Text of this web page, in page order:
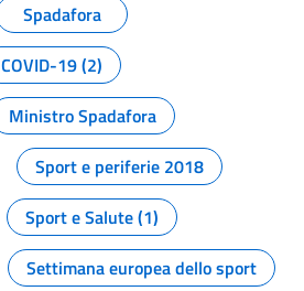
Spadafora
COVID-19 (2)
Ministro Spadafora
Sport e periferie 2018
Sport e Salute (1)
Settimana europea dello sport